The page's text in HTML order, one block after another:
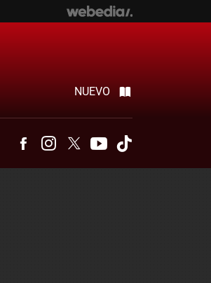
NUEVO
FacebookInstagram
Twitter Youtube